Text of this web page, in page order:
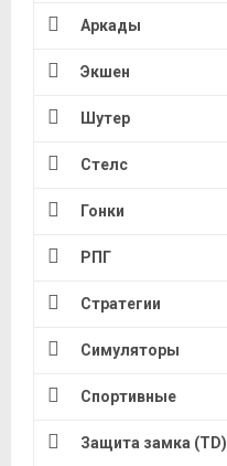
Аркады
Экшен
Шутер
Стелс
Гонки
РПГ
Стратегии
Симуляторы
Спортивные
Защита замка (TD)